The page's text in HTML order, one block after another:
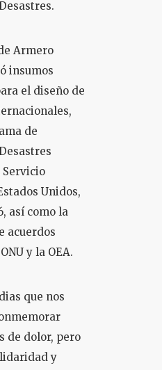
Armero
insumos
el diseño de
de
Servicio
Unidos,
así como la
acuerdos
y la OEA.
que nos
de dolor, pero
y